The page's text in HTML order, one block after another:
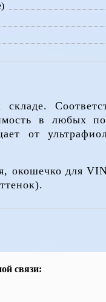
в любых
от
окошечко для
связи: